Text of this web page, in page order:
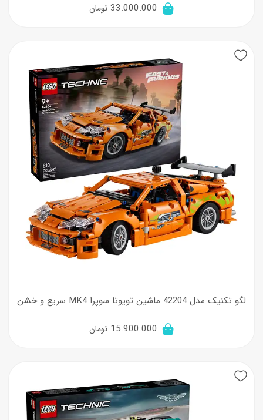
33.000.000 تومان
لگو تکنیک مدل 42204 ماشین تویوتا سوپرا MK4 سریع و خشن
15.900.000 تومان